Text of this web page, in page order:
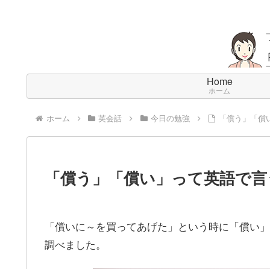
Home
ホーム
ホーム 英会話 今日の勉強 「償う」「
「償う」「償い」って英語で
「償いに～を買ってあげた」という時に「償
調べました。